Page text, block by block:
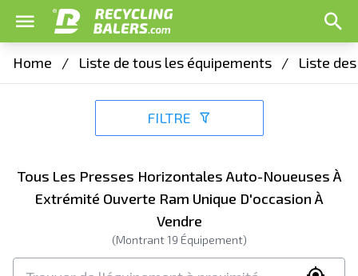
Home / Liste de tous les équipements / Liste
FILTRE
Tous Les Presses Horizontales Auto-Noueuses À
Extrémité Ouverte Ram Unique D'occasion À
Vendre
(Montrant19 Équipement)